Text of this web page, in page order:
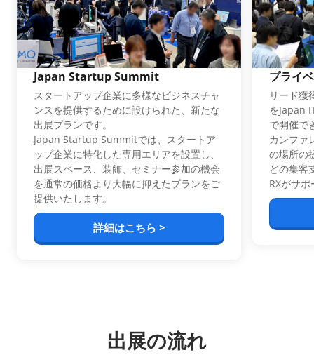
Japan Startup Summit
スタートアップ企業に多様なビジネスチャ
ンスを提供するために設けられた、新たな
出展プランです。
Japan Startup Summitでは、スタートア
ップ企業に特化した専用エリアを設置し、
出展スペース、装飾、セミナー参加の機会
を通常の価格より大幅に抑えたプランをご
提供いたします。
詳細はこちら >
プライ
リード獲
をJapan
で開催で
カンファ
の場所の
どの集客
RXがサ
出展の流れ